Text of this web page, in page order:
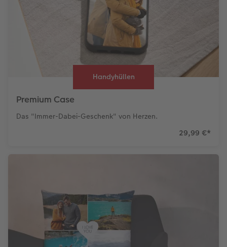
Handyhüllen
Premium Case
Das "Immer-Dabei-Geschenk" von Herzen.
29,99 €*